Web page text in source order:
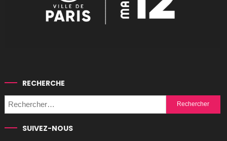
RECHERCHE
Rechercher :
SUIVEZ-NOUS